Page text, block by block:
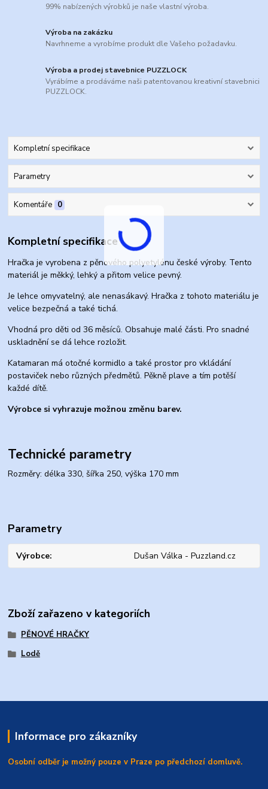
99% nabízených výrobků je naše vlastní výroba.
Výroba na zakázku
Navrhneme a vyrobíme produkt dle Vašeho požadavku.
Výroba a prodej stavebnice PUZZLOCK
Vyrábíme a prodáváme naši patentovanou kreativní stavebnici
PUZZLOCK.
Kompletní specifikace
Parametry
Komentáře 0
Kompletní specifikace
Hračka je vyrobena z pěnového polyetylénu české výroby. Tento
materiál je měkký, lehký a přitom velice pevný.
Je lehce omyvatelný, ale nenasákavý. Hračka z tohoto materiálu je
velice bezpečná a také tichá.
Vhodná pro děti od 36 měsíců. Obsahuje malé části. Pro snadné
uskladnění se dá lehce rozložit.
Katamaran má otočné kormidlo a také prostor pro vkládání
postaviček nebo různých předmětů. Pěkně plave a tím potěší
každé dítě.
Výrobce si vyhrazuje možnou změnu barev.
Technické parametry
Rozměry: délka 330, šířka 250, výška 170 mm
Parametry
Výrobce Dušan Válka - Puzzland.cz
Zboží zařazeno v kategoriích
PĚNOVÉ HRAČKY
Lodě
Informace pro zákazníky
Osobní odběr je možný pouze v Praze po předchozí domluvě.